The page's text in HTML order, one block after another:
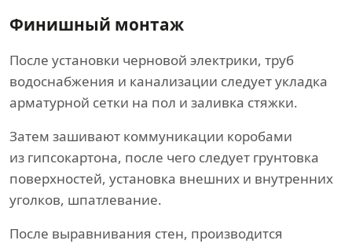
Финишный монтаж
После установки черновой электрики, труб
водоснабжения и канализации следует укладка
арматурной сетки на пол и заливка стяжки.
Затем зашивают коммуникации коробами
из гипсокартона, после чего следует грунтовка
поверхностей, установка внешних и внутренних
уголков, шпатлевание.
После выравнивания стен, производится